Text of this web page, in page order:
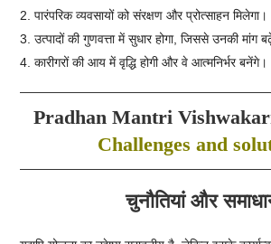
2. पारंपरिक व्यवसायों को संरक्षण और प्रोत्साहन मिलेगा।
3. उत्पादों की गुणवत्ता में सुधार होगा, जिससे उनकी मांग
4. कारीगरों की आय में वृद्धि होगी और वे आत्मनिर्भर बनेंगे।
Pradhan Mantri
Challenges and
चुनौतियां और